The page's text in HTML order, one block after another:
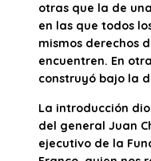
otras que la de
en las que todos
mismos derechos
encuentren. En
construyó bajo la
La introducción
del general Juan
ejecutivo de la